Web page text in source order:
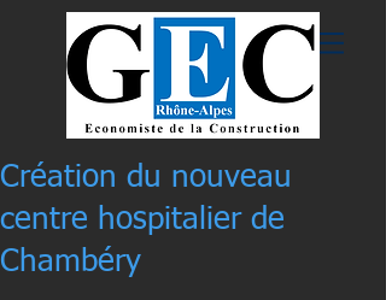
Création du nouveau
centre hospitalier de
Chambéry